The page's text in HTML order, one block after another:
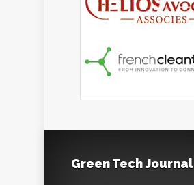
Green Tech Journal